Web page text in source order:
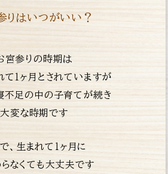
りはいつがいい？
宮参りの時期は
１ヶ月とされていますが
不足の中の子育てが続き
大変な時期です
、生まれて１ヶ月に
なくても大丈夫です